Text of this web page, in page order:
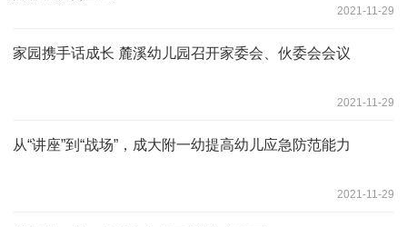
2021-11-29
家园携手话成长 麓溪幼儿园召开家委会、伙委会会议
2021-11-29
从“讲座”到“战场”，成大附一幼提高幼儿应急防范能力
2021-11-29